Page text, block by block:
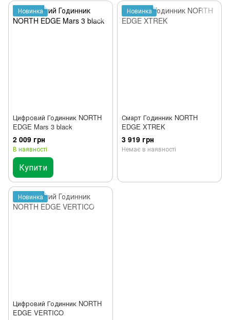
Новинка
Цифровий Годинник NORTH
EDGE Mars 3 black
2 009 грн
В наявності
Купити
Новинка
Смарт Годинник NORTH
EDGE XTREK
3 919 грн
Немає в наявності
Новинка
Цифровий Годинник NORTH
EDGE VERTICO